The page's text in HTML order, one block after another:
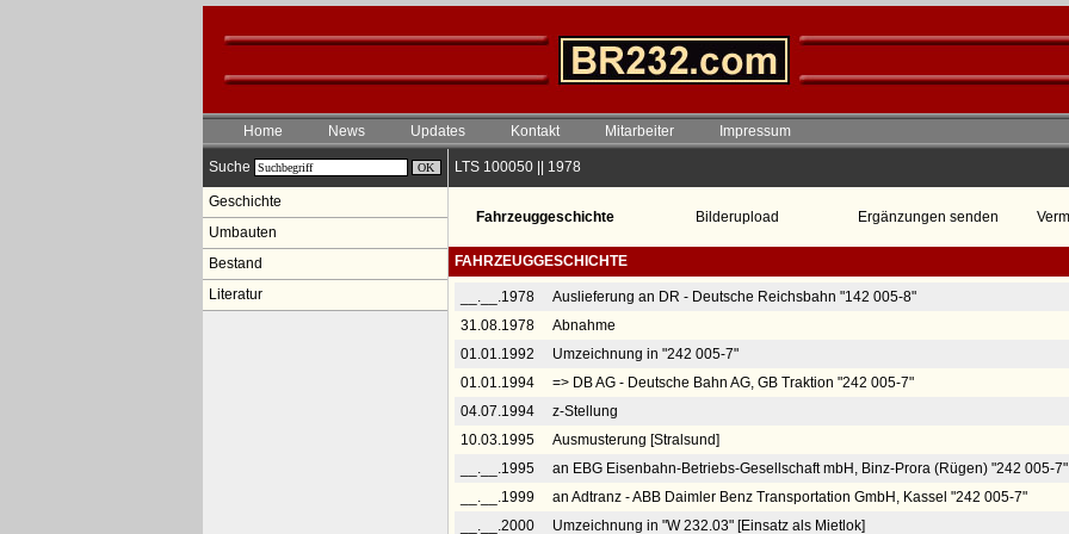
Home News Updates Kontakt Mitarbeiter Impressum
Suche
Geschichte
Umbauten
Bestand
Literatur
LTS 100050 || 1978
Fahrzeuggeschichte Bilderupload Ergänzungen senden
FAHRZEUGGESCHICHTE
__.__.1978
Auslieferung an DR - Deutsche Reichsbahn "142 005-8"
31.08.1978
Abnahme
01.01.1992
Umzeichnung in "242 005-7"
01.01.1994
=> DB AG - Deutsche Bahn AG, GB Traktion "242 005-7"
04.07.1994
z-Stellung
10.03.1995
Ausmusterung [Stralsund]
__.__.1995
an EBG Eisenbahn-Betriebs-Gesellschaft mbH, Binz-Prora (Rügen) "242 005-
__.__.1999
an Adtranz - ABB Daimler Benz Transportation GmbH, Kassel "242 005-7"
__.__.2000
Umzeichnung in "W 232.03" [Einsatz als Mietlok]